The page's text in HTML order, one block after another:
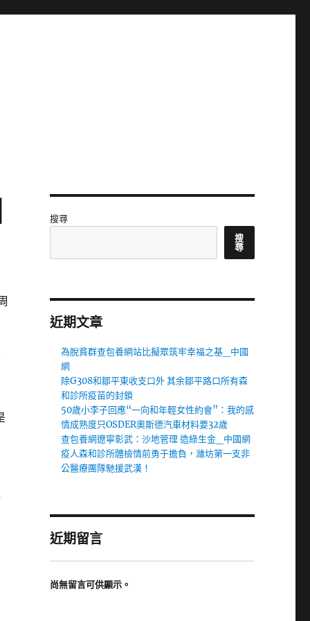
搜尋
搜
尋
近期文章
為脫貧群查包養網站比擬眾筑牢幸福之基_中國
網
除G308和鄒平東收支口外 其余鄒平路口所有森
和診所疫苗的封鎖
50歲小李子回應“一向和年輕女性約會”：我的感
情成熟度只OSDER奧斯德汽車材料要32歲
查包養網遼寧彰武：沙地管理 造綠生金_中國網
疫人森和診所體檢情前勇于擔負，濰坊第一支非
公醫療團隊馳援武漢！
近期留言
尚無留言可供顯示。